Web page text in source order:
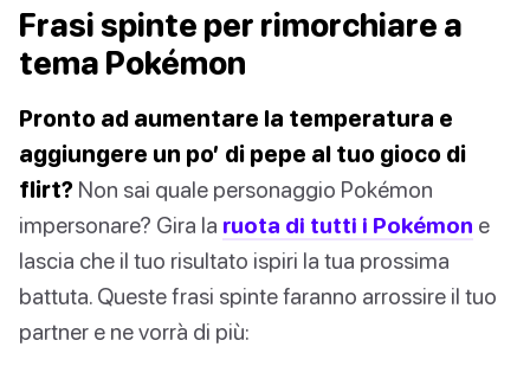
Frasi spinte per rimorchiare a
tema Pokémon
Pronto ad aumentare la temperatura e
aggiungere un po’ di pepe al tuo gioco di
flirt? Non sai quale personaggio Pokémon
impersonare? Gira la ruota di tutti i Pokémon e
lascia che il tuo risultato ispiri la tua prossima
battuta. Queste frasi spinte faranno arrossire il tuo
partner e ne vorrà di più: